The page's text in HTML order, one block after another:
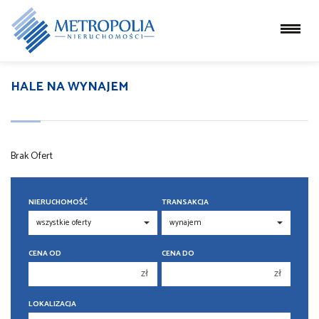
HALE NA WYNAJEM
Brak Ofert
NIERUCHOMOŚĆ TRANSAKCJA
CENA OD
zł
CENA DO
zł
LOKALIZACJA